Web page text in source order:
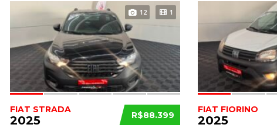
12 1
R$88.399
FIAT STRADA
2025
FIAT FIORINO
2025